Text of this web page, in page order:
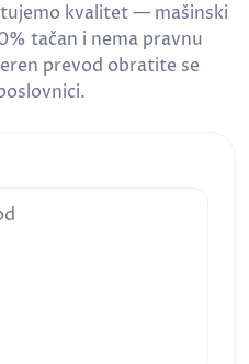
kvalitet — mašinski
tačan i nema pravnu
prevod obratite se